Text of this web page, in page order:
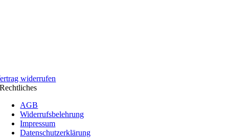
widerrufen
Rechtliches
AGB
Widerrufsbelehrung
Impressum
Datenschutzerklärung